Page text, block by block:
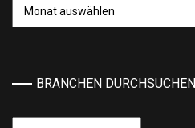
BRANCHEN DURCHSUCHEN